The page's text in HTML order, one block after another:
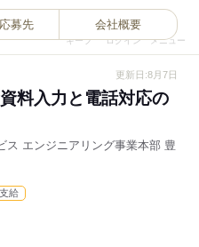
キープ ログイン メニュー
募先 会社概要
更新日:8月7日
料入力と電話対応の
ス エンジニアリング事業本部 豊
給